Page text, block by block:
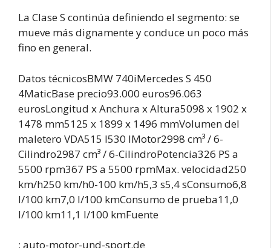
La Clase S continúa definiendo el segmento: se
mueve más dignamente y conduce un poco más
fino en general.
Datos técnicosBMW 740iMercedes S 450
4MaticBase precio93.000 euros96.063
eurosLongitud x Anchura x Altura5098 x 1902 x
1478 mm5125 x 1899 x 1496 mmVolumen del
maletero VDA515 l530 lMotor2998 cm³ / 6-
Cilindro2987 cm³ / 6-CilindroPotencia326 PS a
5500 rpm367 PS a 5500 rpmMax. velocidad250
km/h250 km/h0-100 km/h5,3 s5,4 sConsumo6,8
l/100 km7,0 l/100 kmConsumo de prueba11,0
l/100 km11,1 l/100 kmFuente
: auto-motor-und-sport.de